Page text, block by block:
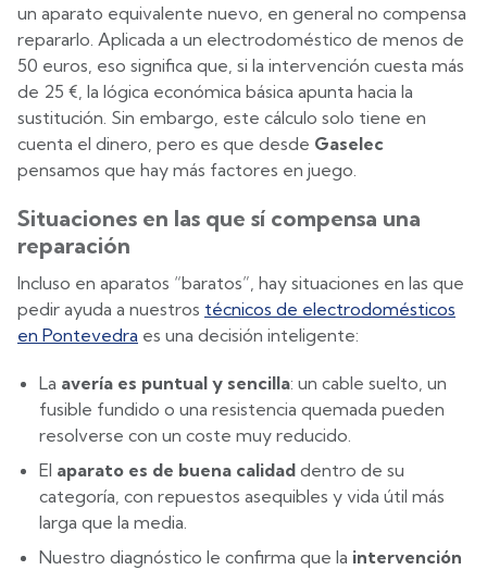
un aparato equivalente nuevo, en general no compensa
repararlo. Aplicada a un electrodoméstico de menos de
50 euros, eso significa que, si la intervención cuesta más
de 25 €, la lógica económica básica apunta hacia la
sustitución. Sin embargo, este cálculo solo tiene en
cuenta el dinero, pero es que desde Gaselec
pensamos que hay más factores en juego.
Situaciones en las que sí compensa una
reparación
Incluso en aparatos “baratos”, hay situaciones en las que
pedir ayuda a nuestros técnicos de electrodomésticos
en Pontevedra es una decisión inteligente:
La avería es puntual y sencilla: un cable suelto, un
fusible fundido o una resistencia quemada pueden
resolverse con un coste muy reducido.
El aparato es de buena calidad dentro de su
categoría, con repuestos asequibles y vida útil más
larga que la media.
Nuestro diagnóstico le confirma que la intervención